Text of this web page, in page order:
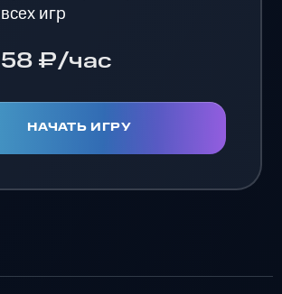
всех игр
58 ₽/час
НАЧАТЬ ИГРУ